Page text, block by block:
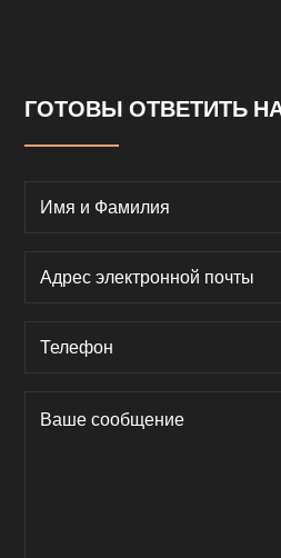
ГОТОВЫ ОТВЕТИТЬ